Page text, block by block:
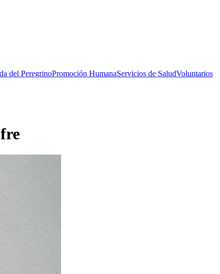
del PeregrinoPromoción HumanaServicios de SaludVoluntarios